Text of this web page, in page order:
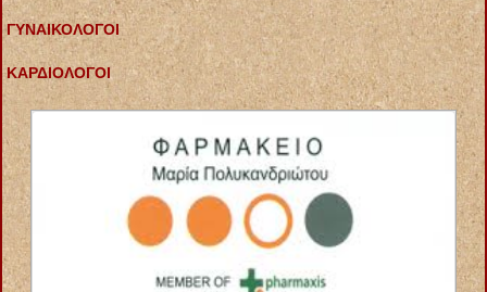
ΓΥΝΑΙΚΟΛΟΓΟΙ
ΚΑΡΔΙΟΛΟΓΟΙ